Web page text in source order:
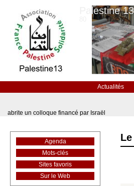
Palestine 13
Actualités
abrite un colloque financé par Israël
Agenda
Mots-clés
Sites favoris
Sur le Web